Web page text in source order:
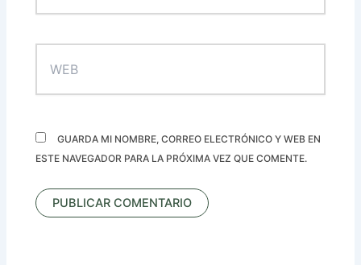
GUARDA MI NOMBRE, CORREO ELECTRÓNICO Y WEB EN
ESTE NAVEGADOR PARA LA PRÓXIMA VEZ QUE COMENTE.